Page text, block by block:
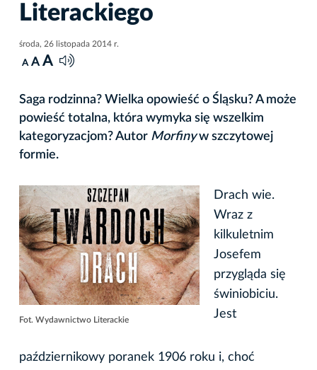
Literackiego
środa, 26 listopada 2014 r.
A A A
Saga rodzinna? Wielka opowieść o Śląsku? A może
powieść totalna, która wymyka się wszelkim
kategoryzacjom? Autor Morfinyw szczytowej
formie.
Fot. Wydawnictwo Literackie
Drach wie.
Wraz z
kilkuletnim
Josefem
przygląda się
świniobiciu.
Jest
październikowy poranek 1906 roku i, choć